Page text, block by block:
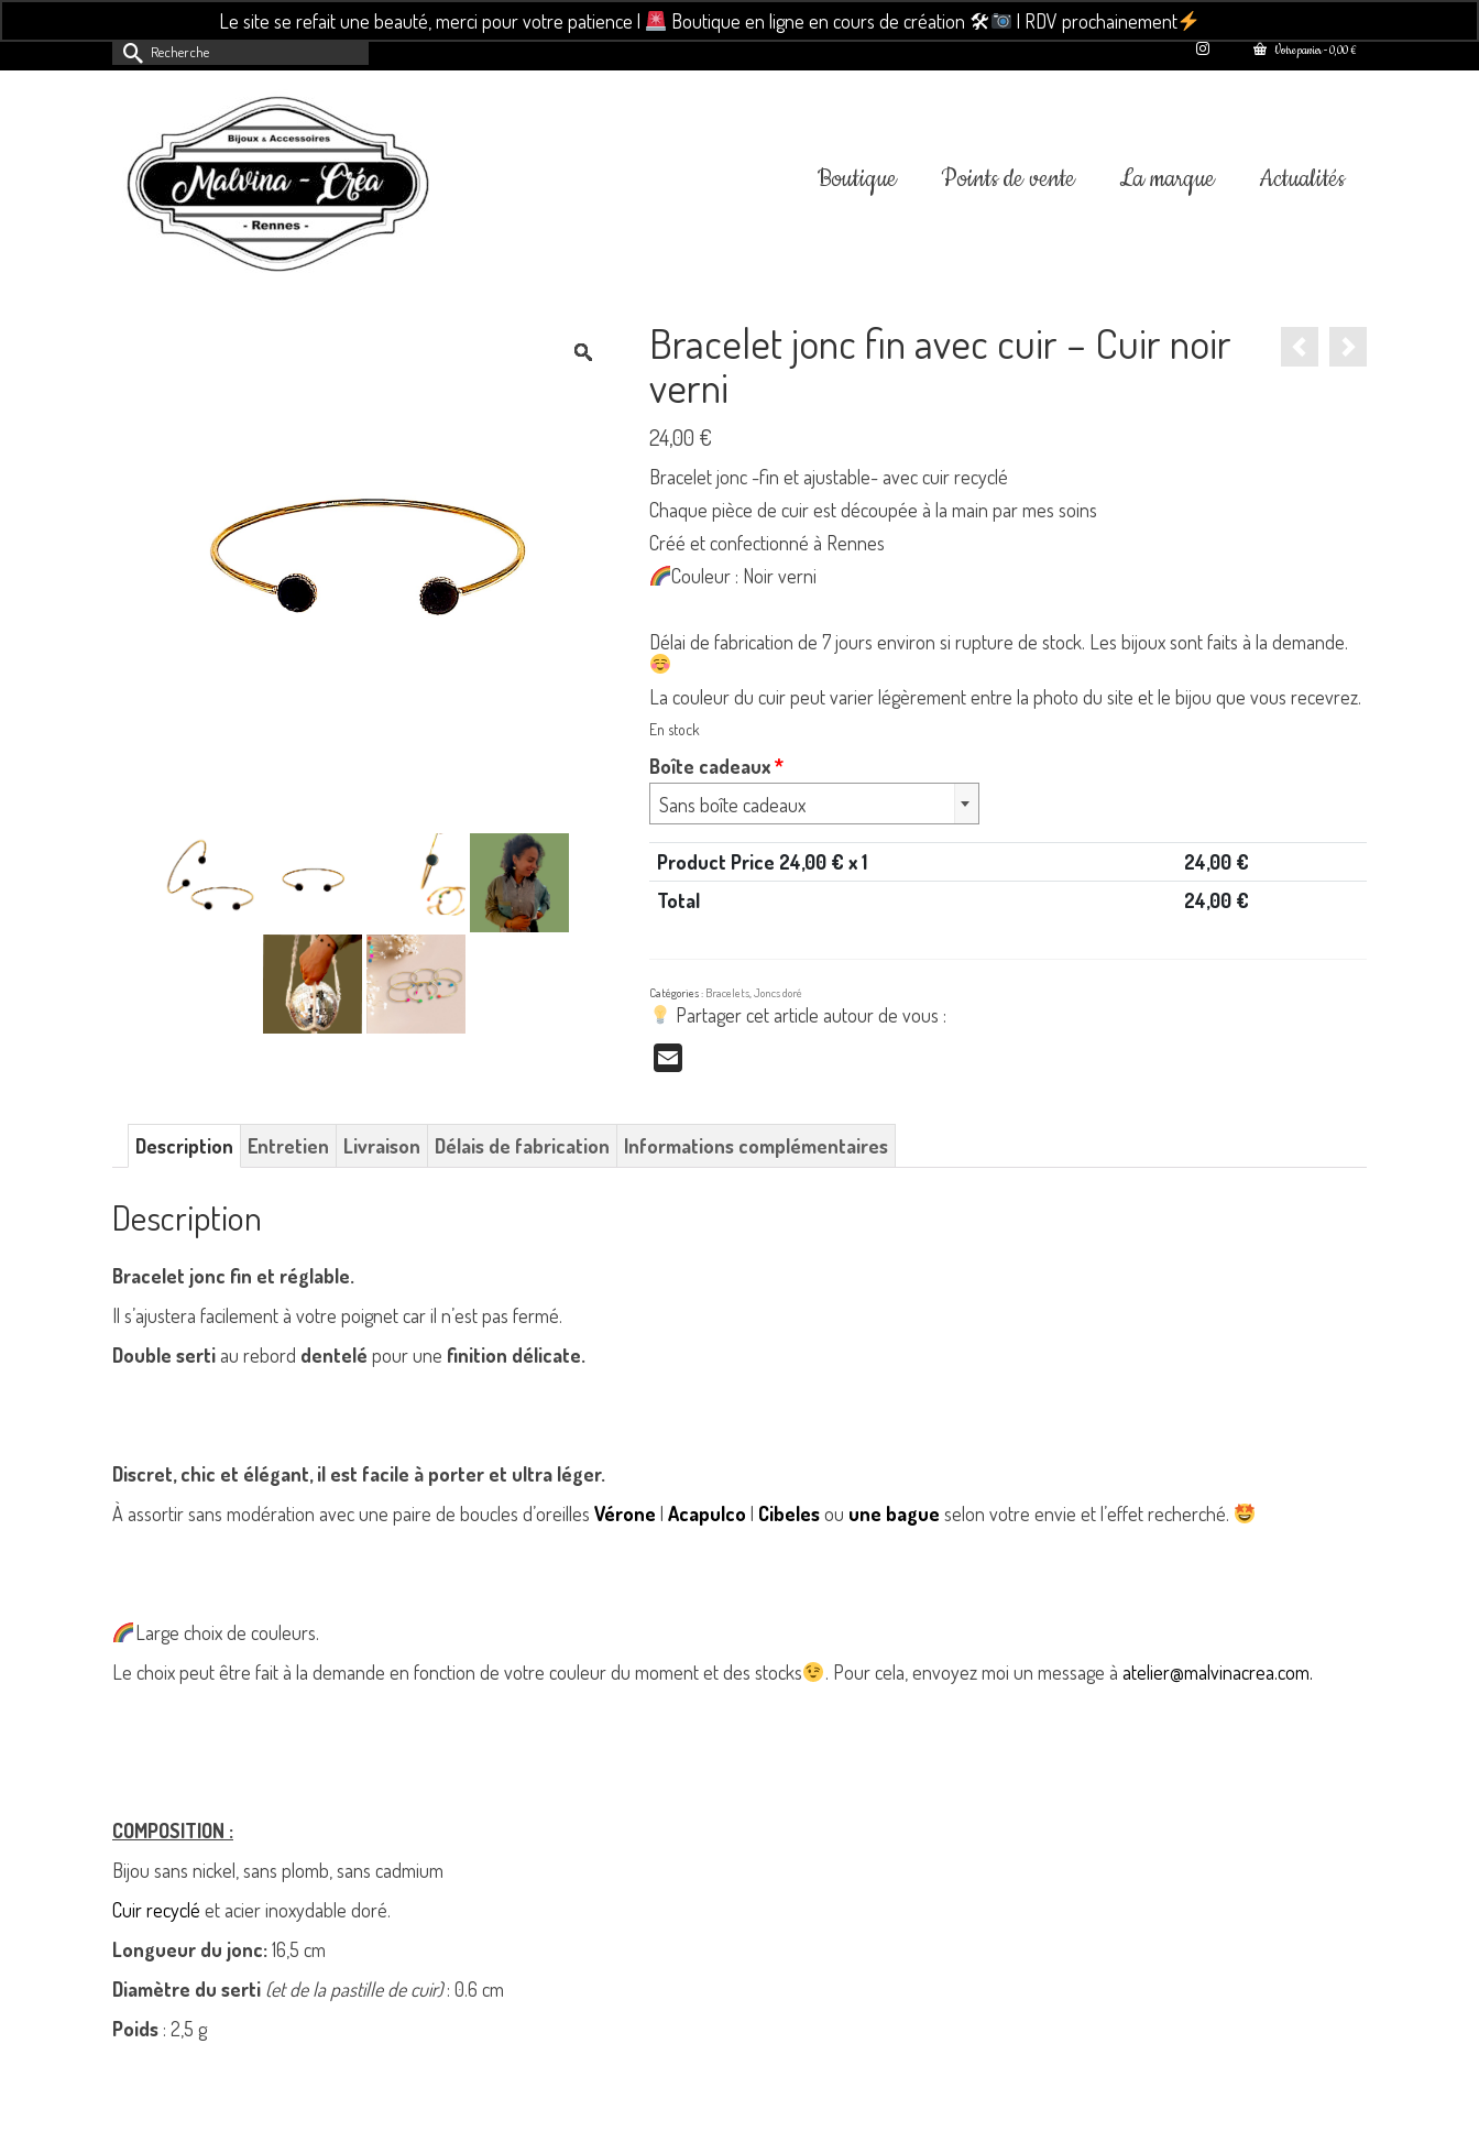
Le site se refait une beauté, merci pour votre patience | Boutique en ligne en cours de création 🛠 | RDV prochainement
Votre panier-0,00€
Rechercher :
Boutique Points de vente La marque Actualités
Bracelet jonc fin avec cuir – Cuir noir
verni
24,00 €
Bracelet jonc -fin et ajustable- avec cuir recyclé
Chaque pièce de cuir est découpée à la main par mes soins
Créé et confectionné à Rennes
Couleur : Noir verni
Délai de fabrication de 7 jours environ si rupture de stock. Les bijoux sont faits à la demande.
La couleur du cuir peut varier légèrement entre la photo du site et le bijou que vous recevrez.
En stock
Boîte cadeaux*
Sans boîte cadeaux
Product Price 24,00 € x 1 24,00 €
Total
24,00 €
Catégories : Bracelets,Joncs doré
Partager cet article autour de vous :
Description Entretien Livraison Délais de fabrication Informations complémentaires
Description
Bracelet jonc fin et réglable.
Il s’ajustera facilement à votre poignet car il n’est pas fermé.
Double sertiau rebord dentelé pour une finition délicate.
Discret, chic et élégant, il est facile à porter et ultra léger.
À assortir sans modération avec une paire de boucles d’oreilles Vérone | Acapulco | Cibelesou une bague selon votre envie et l’effet recherché.
Large choix de couleurs.
Le choix peut être fait à la demande en fonction de votre couleur du moment et des stocks
. Pour cela, envoyez moi un message à atelier@malvinacrea.com.
COMPOSITION :
Bijou sans nickel, sans plomb, sans cadmium
Cuir recyclé et acier inoxydable doré.
Longueur du jonc:16,5 cm
Diamètre du serti (et de la pastille de cuir): 0.6 cm
Poids : 2,5 g